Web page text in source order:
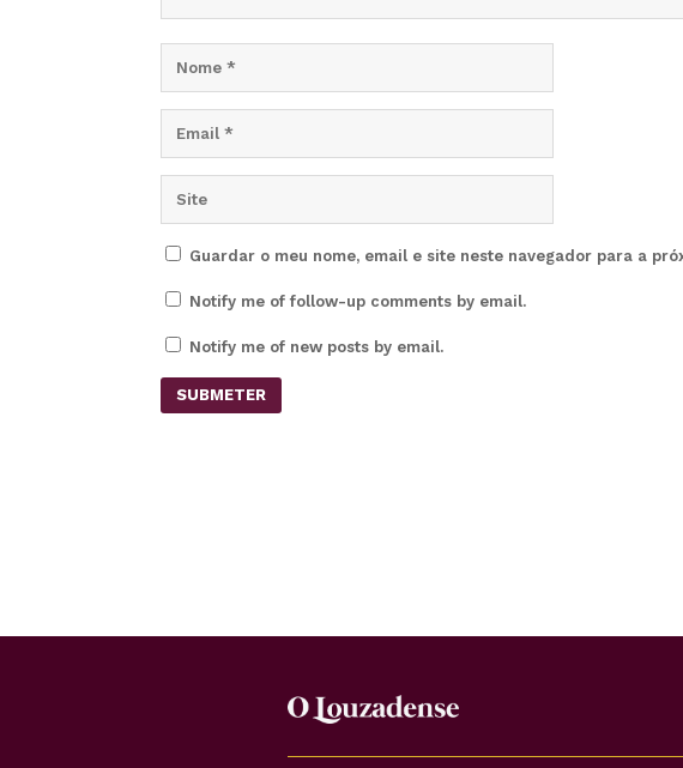
Guardar o meu nome, email e site neste navegador para a
Notify me of follow-up comments by email.
Notify me of new posts by email.
SUBMETER